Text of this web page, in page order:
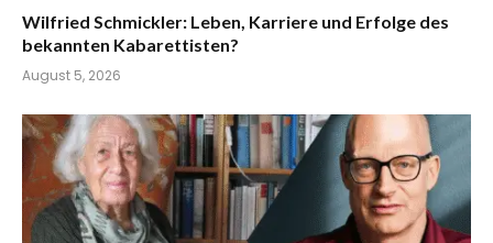
Wilfried Schmickler: Leben, Karriere und Erfolge des
bekannten Kabarettisten?
August 5, 2026